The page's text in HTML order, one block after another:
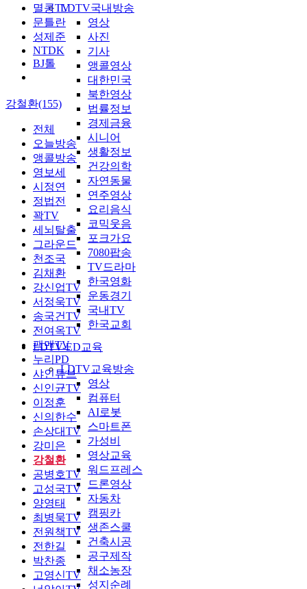
LDTV국내방송
영상
사진
기사
앵콜영상
대한민국
북한영상
법률정보
경제금융
시니어
생활정보
건강의학
자연동물
연주영상
요리음식
코믹웃음
포크가요
7080팝송
TV드라마
한국영화
운동경기
국내TV
한국교회
LDTV-ED교육
LDTV교육방송
영상
컴퓨터
AI로봇
스마트폰
가성비
영상교육
워드프레스
드론영상
자동차
캠핑카
생존스쿨
건축시공
공구제작
채소농장
성지순례
멸콩TV
문틀란
성제준
NTDK
BJ톨
강철환(155)
전체
오늘방송
앵콜방송
영보세
시정연
정법전
꽉TV
세뇌탈출
그라운드
천조국
김채환
강신업TV
서정욱TV
송국건TV
전여옥TV
팩맨TV
누리PD
샤인튜브
신인균TV
이정훈
신의한수
손상대TV
강미은
강철환
공병호TV
고성국TV
양영태
최병묵TV
전원책TV
전한길
박찬종
고영신TV